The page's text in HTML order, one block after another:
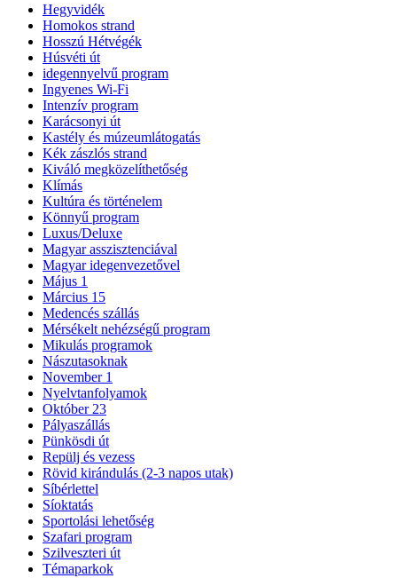
Hegyvidék
Homokos strand
Hosszú Hétvégék
Húsvéti út
idegennyelvű program
Ingyenes Wi-Fi
Intenzív program
Karácsonyi út
Kastély és múzeumlátogatás
Kék zászlós strand
Kiváló megközelíthetőség
Klímás
Kultúra és történelem
Könnyű program
Luxus/Deluxe
Magyar asszisztenciával
Magyar idegenvezetővel
Május 1
Március 15
Medencés szállás
Mérsékelt nehézségű program
Mikulás programok
Nászutasoknak
November 1
Nyelvtanfolyamok
Október 23
Pályaszállás
Pünkösdi út
Repülj és vezess
Rövid kirándulás (2-3 napos utak)
Síbérlettel
Síoktatás
Sportolási lehetőség
Szafari program
Szilveszteri út
Témaparkok